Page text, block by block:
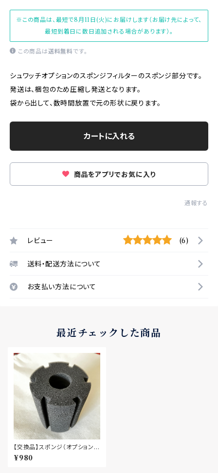
※この商品は、最短で8月11日(火)にお届けします（お届け先によって、
最短到着日に数日追加される場合があります）。
この商品は送料無料です。
シュワッチオプションのスポンジフィルターのスポンジ部分です。
発送は、梱包のため圧縮し発送となります。
袋から出して、数時間放置で元の形状に戻ります。
カートに入れる
商品をアプリでお気に入り
通報する
レビュー (6)
送料・配送方法について
お支払い方法について
最近チェックした商品
【交換品】スポンジ（オプションの
スポンジフィルター交換用）
¥980